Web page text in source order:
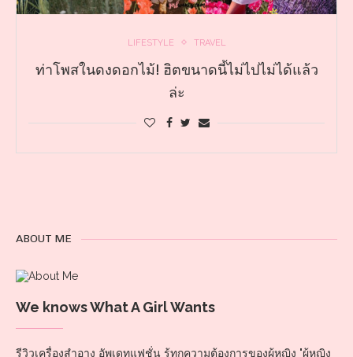
LIFESTYLE TRAVEL
ท่าโพสในดงดอกไม้! ฮิตขนาดนี้ไม่ไปไม่ได้แล้ว
ล่ะ
ABOUT ME
We knows What A Girl Wants
รีวิวเครื่องสำอาง อัพเดทแฟชั่น รู้ทุกความต้องการของผู้หญิง "ผู้หญิง